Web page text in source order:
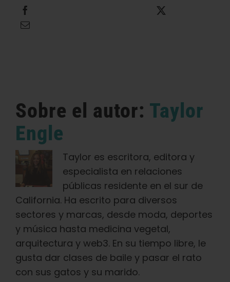
Sobre el autor: Taylor
Engle
Taylor es escritora, editora y
especialista en relaciones
públicas residente en el sur de
California. Ha escrito para diversos
sectores y marcas, desde moda, deportes
y música hasta medicina vegetal,
arquitectura y web3. En su tiempo libre, le
gusta dar clases de baile y pasar el rato
con sus gatos y su marido.